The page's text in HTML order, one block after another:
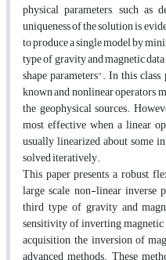
physical parameters, such as
uniqueness of the solution is
to produce a single model by
type of gravity and magnetic
shape parameters". In this
known and nonlinear operators
the geophysical sources.
most effective when a linear
usually linearized about some
solved iteratively.
This paper presents a robust,
large scale non-linear inverse
third type of gravity and
sensitivity of inverting
acquisition, the inversion of